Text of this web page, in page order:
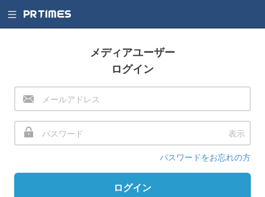
メディアユーザー
ログイン
表示
パスワードをお忘れの方
ログイン